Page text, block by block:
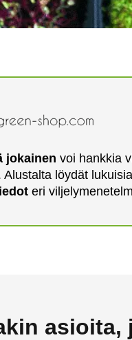
jokainen voi hankkia
Alustalta löydät
eri
asioita,